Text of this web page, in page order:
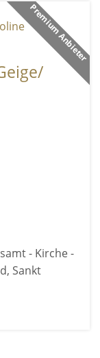
Premium Anbieter
- Kirche -
Sankt